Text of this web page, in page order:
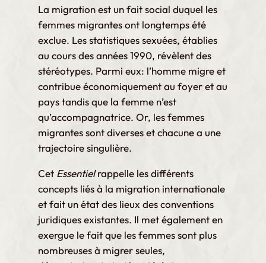
a
g
e
d
e
p
r
i
x
:
€
0
,
La migration est un fait social duquel les
femmes migrantes ont longtemps été
exclue. Les statistiques sexuées, établies
au cours des années 1990, révèlent des
stéréotypes. Parmi eux: l’homme migre et
contribue économiquement au foyer et au
pays tandis que la femme n’est
qu’accompagnatrice. Or, les femmes
migrantes sont diverses et chacune a une
trajectoire singulière.
Cet Essentielrappelle les différents
concepts liés à la migration internationale
et fait un état des lieux des conventions
juridiques existantes. Il met également en
exergue le fait que les femmes sont plus
nombreuses à migrer seules,